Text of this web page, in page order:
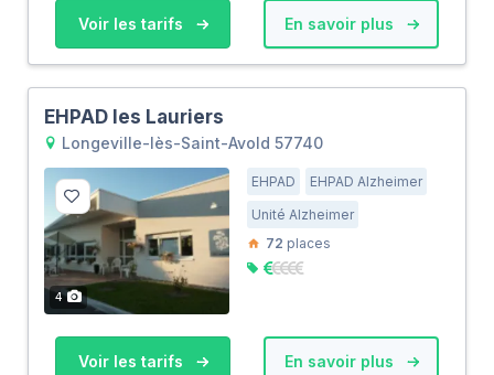
Voir les tarifs En savoir plus
EHPAD les Lauriers
Longeville-lès-Saint-Avold 57740
4
EHPAD
EHPAD Alzheimer
Unité Alzheimer
72 places
Voir les tarifs En savoir plus